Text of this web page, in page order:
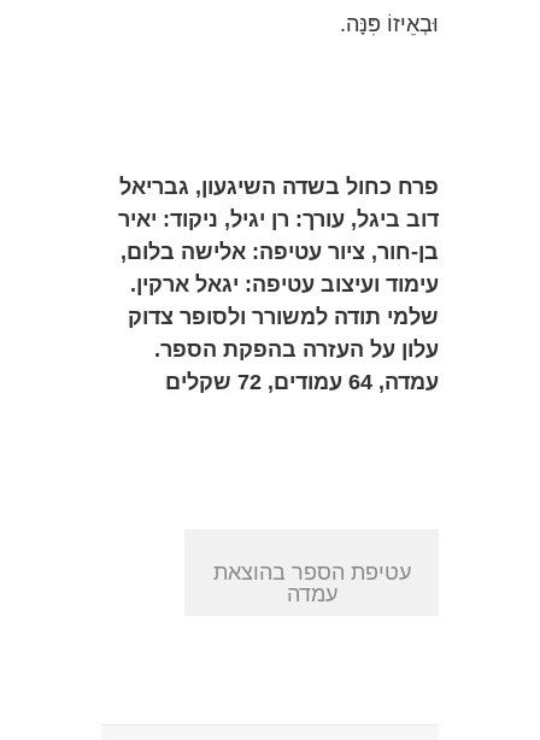
וּבְאֵיזוֹ פִּנָּה.
פרח כחול בשדה השיגעון, גבריאל
דוב ביגל, עורך: רן יגיל, ניקוד: יאיר
בן-חור, ציור עטיפה: אלישה בלום,
עימוד ועיצוב עטיפה: יגאל ארקין.
שלמי תודה למשורר ולסופר צדוק
עלון על העזרה בהפקת הספר.
עמדה, 64 עמודים, 72 שקלים
עטיפת הספר בהוצאת
עמדה